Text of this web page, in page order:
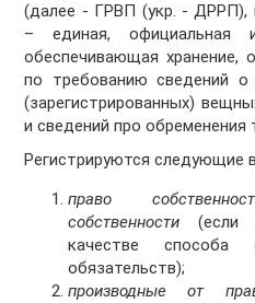
(далее - ГРВП (укр. - ДРРП),
– единая, официальная
обеспечивающая хранение,
по требованию сведений о
(зарегистрированных)
и сведений про обременения
Регистрируются следующие
право
собственности (если
качестве способа
обязательств);
производные от